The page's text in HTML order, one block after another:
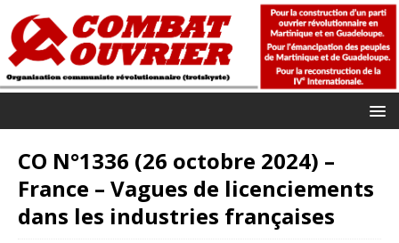
CO N°1336 (26 octobre 2024) –
France – Vagues de licenciements
dans les industries françaises